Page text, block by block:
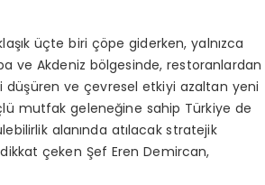
üçte biri çöpe giderken, yalnızca
ve Akdeniz bölgesinde, restoranlardan
düşüren ve çevresel etkiyi azaltan yeni
mutfak geleneğine sahip Türkiye de
alanında atılacak stratejik
çeken Şef Eren Demircan,